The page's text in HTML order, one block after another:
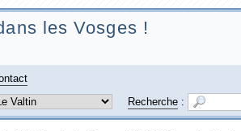
les Vosges !
Recherche: